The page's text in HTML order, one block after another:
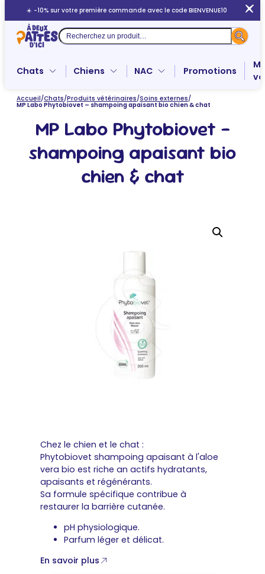
au
contenu
☀️ -10% sur votre première commande avec le code BIENVENUE10
Recherche
Chats Chiens NAC Promotions
Accueil/Chats/Produits vétérinaires/Soins externes/
MP Labo Phytobiovet – shampoing apaisant bio chien & chat
MP Labo Phytobiovet –
shampoing apaisant bio
chien & chat
Chez le chien et le chat :
Phytobiovet shampoing apaisant à l'aloe
vera bio est riche an actifs hydratants,
apaisants et régénérants.
Sa formule spécifique contribue à
restaurer la barrière cutanée.
pH physiologique.
Parfum léger et délicat.
En savoir plus